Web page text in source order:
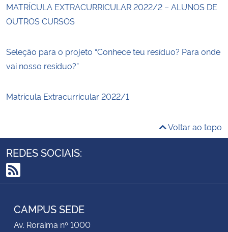
Planalto
MATRÍCULA EXTRACURRICULAR 2022/2 – ALUNOS DE
OUTROS CURSOS
Seleção para o projeto “Conhece teu resíduo? Para onde
vai nosso resíduo?”
Matrícula Extracurricular 2022/1
Voltar ao topo
REDES SOCIAIS:
RSS
CAMPUS SEDE
Av. Roraima nº 1000